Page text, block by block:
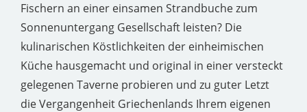
Fischern an einer einsamen Strandbuche zum
Sonnenuntergang Gesellschaft leisten? Die
kulinarischen Köstlichkeiten der einheimischen
Küche hausgemacht und original in einer versteckt
gelegenen Taverne probieren und zu guter Letzt
die Vergangenheit Griechenlands Ihrem eigenen